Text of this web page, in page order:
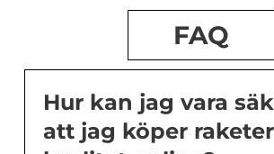
FAQ
Hur kan jag vara
att jag köper